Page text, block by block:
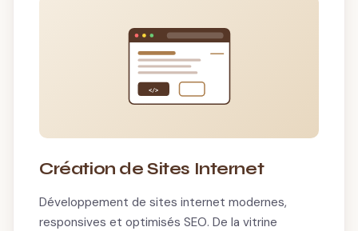
</>
Création de Sites Internet
Développement de sites internet modernes,
responsives et optimisés SEO. De la vitrine